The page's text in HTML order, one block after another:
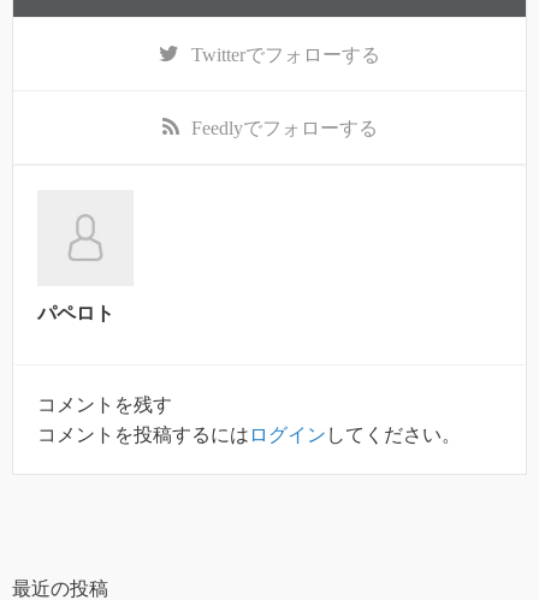
Twitterでフォローする
Feedlyでフォローする
パペロト
コメントを残す
コメントを投稿するには ログイン してください。
最近の投稿